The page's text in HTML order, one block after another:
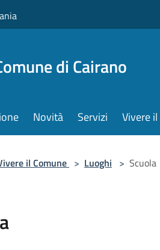
di Cairano
Novità Servizi Vivere
il Comune > Luoghi > Scuola